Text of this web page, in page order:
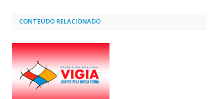
CONTEÚDO RELACIONADO